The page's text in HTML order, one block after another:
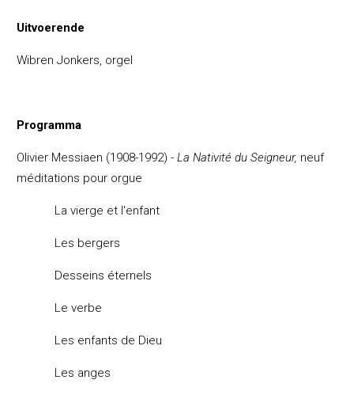
Uitvoerende
Wibren Jonkers, orgel
Programma
Olivier Messiaen (1908-1992) - La Nativité du Seigneur, neuf
méditations pour orgue
La vierge et l'enfant
Les bergers
Desseins éternels
Le verbe
Les enfants de Dieu
Les anges